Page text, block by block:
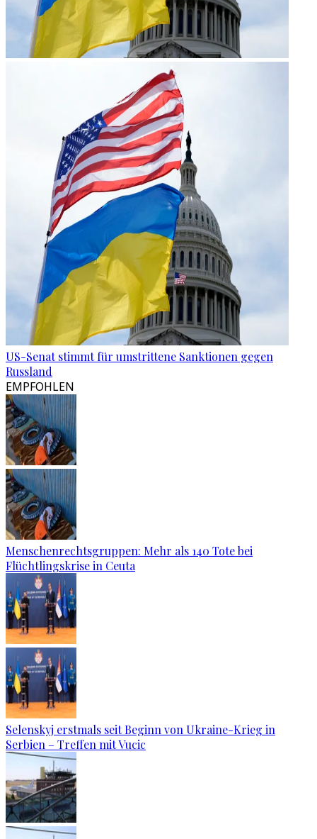
US-Senat stimmt für umstrittene Sanktionen gegen
Russland
EMPFOHLEN
Menschenrechtsgruppen: Mehr als 140 Tote bei
Flüchtlingskrise in Ceuta
Selenskyj erstmals seit Beginn von Ukraine-Krieg in
Serbien – Treffen mit Vucic